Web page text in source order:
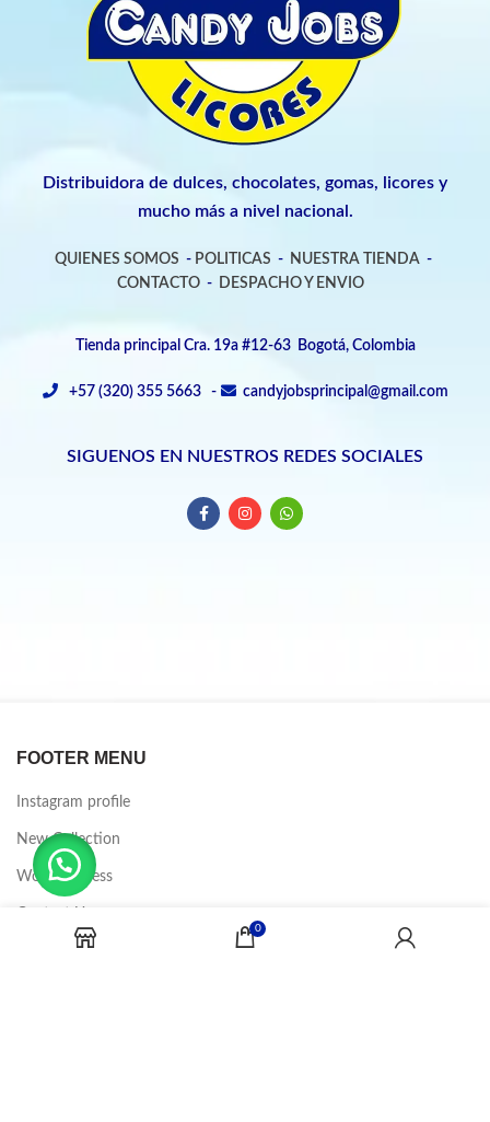
Distribuidora de dulces, chocolates, gomas, licores y
mucho más a nivel nacional.
QUIENES SOMOS - POLITICAS - NUESTRA TIENDA -
CONTACTO- DESPACHO Y ENVIO
Tienda principal Cra. 19a #12-63 Bogotá, Colombia
+57 (320) 355 5663 - candyjobsprincipal@gmail.com
SIGUENOS EN NUESTROS REDES SOCIALES
FOOTER MENU
Instagram profile
New Collection
Woman Dress
Latest News
0